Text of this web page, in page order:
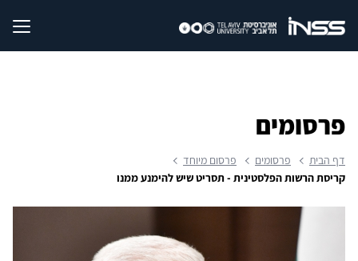
פרסומים
דף הבית פרסומים
פרסום מיוחד
קריסת הרשות הפלסטינית - תסריט שיש להימנע ממנו